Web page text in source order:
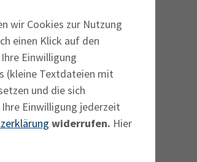
wir Cookies zur Nutzung
einen Klick auf den
Einwilligung
(kleine Textdateien mit
und die sich
Einwilligung jederzeit
widerrufen. Hier
die